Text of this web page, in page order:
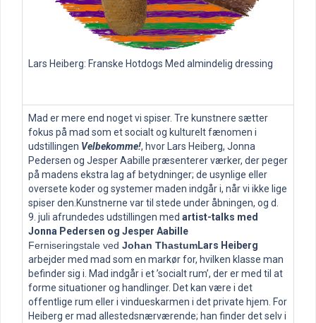
Lars Heiberg: Franske Hotdogs Med almindelig dressing
Mad er mere end noget vi spiser. Tre kunstnere sætter
fokus på mad som et socialt og kulturelt fænomen i
udstillingen Velbekomme!, hvor Lars Heiberg, Jonna
Pedersen og Jesper Aabille præsenterer værker, der peger
på madens ekstra lag af betydninger; de usynlige eller
oversete koder og systemer maden indgår i, når vi ikke lige
spiser den.Kunstnerne var til stede under åbningen, og d.
9. juli afrundedes udstillingen med artist-talks med
Jonna Pedersen og Jesper Aabille
Ferniseringstale ved Johan ThastumLars Heiberg
arbejder med mad som en markør for, hvilken klasse man
befinder sig i. Mad indgår i et ’socialt rum’, der er med til at
forme situationer og handlinger. Det kan være i det
offentlige rum eller i vindueskarmen i det private hjem. For
Heiberg er mad allestedsnærværende; han finder det selv i